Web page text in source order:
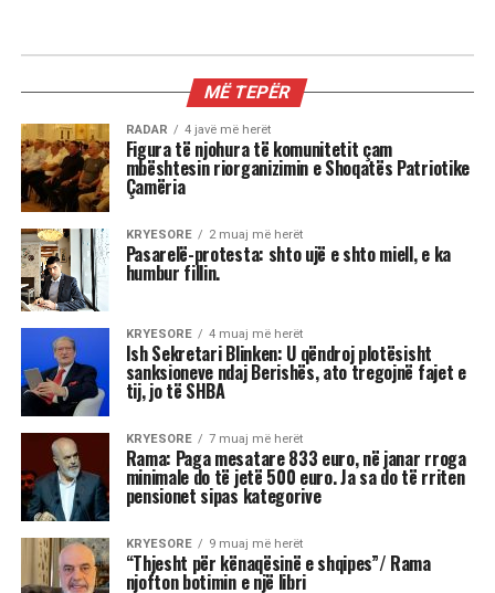
Kur dita barazohet me natën, Meri
Shehu zbulon se çfarë sjell kjo javë
për çdo shenjë
Stina e vjeshtës ka nisur me një energji kozmike
të jashtëzakonshme dhe këtë javë yjet nuk
premtojnë qetësi! Në studion e “Rudina” në Tv
Klan, astrologia Meri Shehu bëri parashikimin
për 12 shenjat e horoskopit, duke e quajtur këtë
periudhë një “pikë kthese” në shumë aspekte të